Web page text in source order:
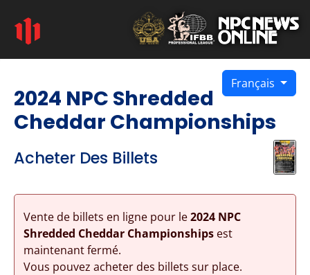
Français
2024 NPC Shredded
Cheddar Championships
Acheter Des Billets
Vente de billets en ligne pour le2024 NPC
Shredded Cheddar Championshipsest
maintenant fermé.
Vous pouvez acheter des billets sur place.